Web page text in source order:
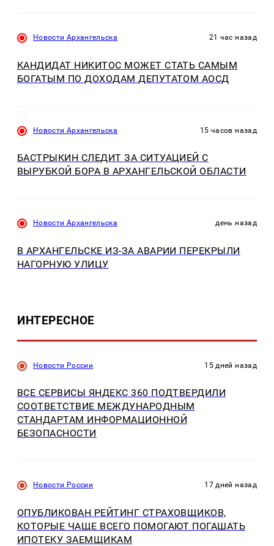
Новости Архангельска 21 час назад
КАНДИДАТ НИКИТОС МОЖЕТ СТАТЬ САМЫМ
БОГАТЫМ ПО ДОХОДАМ ДЕПУТАТОМ АОСД
Новости Архангельска 15 часов назад
БАСТРЫКИН СЛЕДИТ ЗА СИТУАЦИЕЙ С
ВЫРУБКОЙ БОРА В АРХАНГЕЛЬСКОЙ ОБЛАСТИ
Новости Архангельска день назад
В АРХАНГЕЛЬСКЕ ИЗ-ЗА АВАРИИ ПЕРЕКРЫЛИ
НАГОРНУЮ УЛИЦУ
ИНТЕРЕСНОЕ
Новости России 15 дней назад
ВСЕ СЕРВИСЫ ЯНДЕКС 360 ПОДТВЕРДИЛИ
СООТВЕТСТВИЕ МЕЖДУНАРОДНЫМ
СТАНДАРТАМ ИНФОРМАЦИОННОЙ
БЕЗОПАСНОСТИ
Новости России 17 дней назад
ОПУБЛИКОВАН РЕЙТИНГ СТРАХОВЩИКОВ,
КОТОРЫЕ ЧАЩЕ ВСЕГО ПОМОГАЮТ ПОГАШАТЬ
ИПОТЕКУ ЗАЕМЩИКАМ